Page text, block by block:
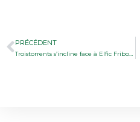
PRÉCÉDENT